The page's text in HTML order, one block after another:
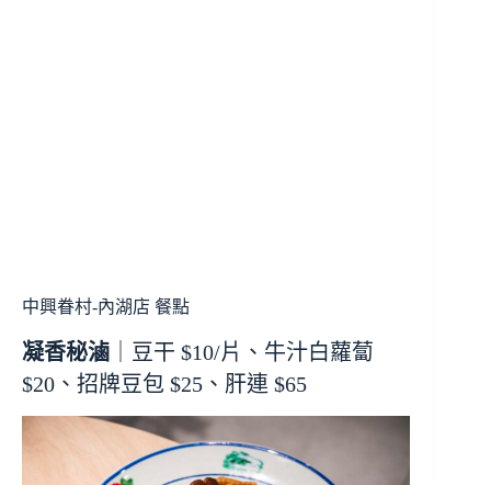
中興眷村-內湖店 餐點
凝香秘滷 ｜豆干 $10/片、牛汁白蘿蔔
$20、招牌豆包 $25、肝連 $65